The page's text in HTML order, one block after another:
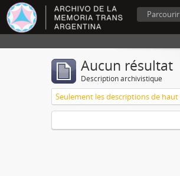
Parcourir
Aucun résultat
Description archivistique